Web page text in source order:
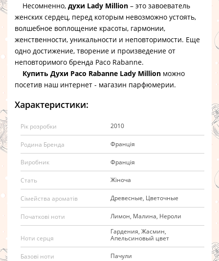
Несомненно, духи Lady Million – это завоеватель
женских сердец, перед которым невозможно устоять,
волшебное воплощение красоты, гармонии,
женственности, уникальности и неповторимости. Еще
одно достижение, творение и произведение от
неповторимого бренда Paco Rabanne.
Купить Духи Paco Rabanne Lady Million можно
посетив наш интернет - магазин парфюмерии.
Характеристики:
Рік розробки 2010
Родина Бренда Франція
Виробник Франція
Стать Жіноча
Сімейства ароматів Древесные, Цветочные
Початкові ноти Лимон, Малина, Нероли
Ноти серця
Гардения, Жасмин,
Апельсиновый цвет
Базові ноти Пачули